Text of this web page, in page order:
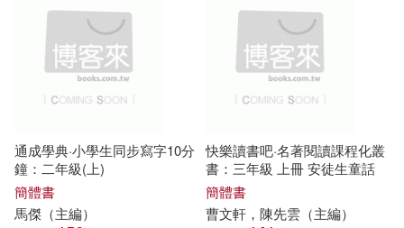
楊建峰（主編）(21)
牛勝玉（主編）(21)
蔡德權（主編）(21)
田榮俊（主編）(20)
商務印書館(145)
河南科學技術出版社(140)
崧燁文化(139)
通成學典·小學生同步寫字10分
鐘：二年級(上)
簡體書
馬傑（主編）
快樂讀書吧·名著閱讀課程化叢
書：三年級 上冊 安徒生童話
簡體書
曹文軒，陳先雲（主編）